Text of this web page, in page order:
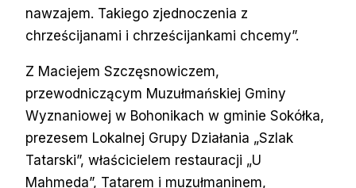
nawzajem. Takiego zjednoczenia z
chrześcijanami i chrześcijankami chcemy”.
Z Maciejem Szczęsnowiczem,
przewodniczącym Muzułmańskiej Gminy
Wyznaniowej w Bohonikach w gminie Sokółka,
prezesem Lokalnej Grupy Działania „Szlak
Tatarski”, właścicielem restauracji „U
Mahmeda”, Tatarem i muzułmaninem,